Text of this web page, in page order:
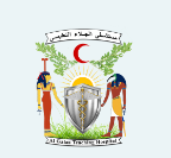
المحتوى